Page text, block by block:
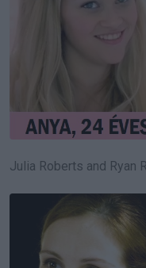
Julia Roberts and Ryan